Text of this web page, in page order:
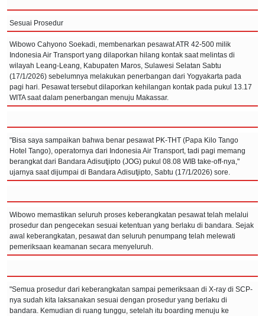
Sesuai Prosedur
Wibowo Cahyono Soekadi, membenarkan pesawat ATR 42-500 milik
Indonesia Air Transport yang dilaporkan hilang kontak saat melintas di
wilayah Leang-Leang, Kabupaten Maros, Sulawesi Selatan Sabtu
(17/1/2026) sebelumnya melakukan penerbangan dari Yogyakarta pada
pagi hari. Pesawat tersebut dilaporkan kehilangan kontak pada pukul 13.17
WITA saat dalam penerbangan menuju Makassar.
"Bisa saya sampaikan bahwa benar pesawat PK-THT (Papa Kilo Tango
Hotel Tango), operatornya dari Indonesia Air Transport, tadi pagi memang
berangkat dari Bandara Adisutjipto (JOG) pukul 08.08 WIB take-off-nya,"
ujarnya saat dijumpai di Bandara Adisutjipto, Sabtu (17/1/2026) sore.
Wibowo memastikan seluruh proses keberangkatan pesawat telah melalui
prosedur dan pengecekan sesuai ketentuan yang berlaku di bandara. Sejak
awal keberangkatan, pesawat dan seluruh penumpang telah melewati
pemeriksaan keamanan secara menyeluruh.
"Semua prosedur dari keberangkatan sampai pemeriksaan di X-ray di SCP-
nya sudah kita laksanakan sesuai dengan prosedur yang berlaku di
bandara. Kemudian di ruang tunggu, setelah itu boarding menuju ke